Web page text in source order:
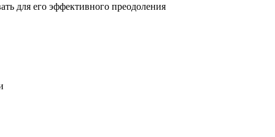
для его эффективного преодоления